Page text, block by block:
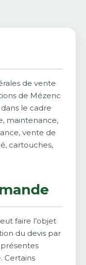
de vente
de Mézenc
le cadre
maintenance,
vente de
cartouches,
faire l’objet
du devis par
Certains